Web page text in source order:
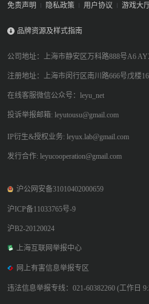
免责声明 隐私政策 用户协议 游戏大
品牌资源及样式指南
公司地址：上海市静安区万科路888号A6
注册地址：上海市闵行区南川路666号戊楼
在线客服微信公众号：leyu_net
投诉举报邮箱: leyutousu@gmail.com
IP衍生&授权业务: leyux.lab@gmail.com
发行合作: leyucooperation@gmail.com
沪公网安备31010402000659
沪ICP备11033765号-9
沪B2-20120024
上海互联网举报中心
网上有害信息举报专区
违法信息举报专线：021-60382260 (工作日